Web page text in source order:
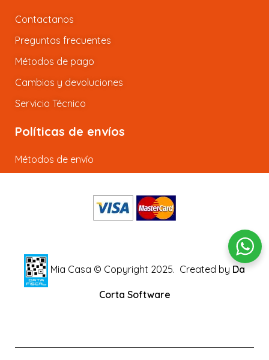
Contactanos
Preguntas frecuentes
Métodos de pago
Cambios y devoluciones
Servicio Técnico
Políticas de envíos
Métodos de envío
Mia Casa © Copyright 2025. Created by Da
Corta Software